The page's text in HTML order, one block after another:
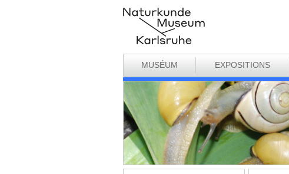
MUSÉUM EXPOSITIONS